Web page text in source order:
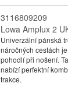
3116809209
Lowa Amplux 2
Univerzální pánská
náročných cestách
pohodlí při nošení.
nabízí perfektní
trakce.